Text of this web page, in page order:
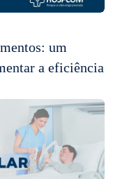
um
a eficiência